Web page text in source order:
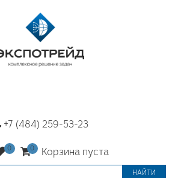
+7 (484) 259-53-23
Корзина пуста
НАЙТИ